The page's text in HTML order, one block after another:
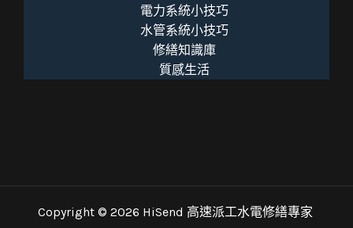
電力系統小技巧
水管系統小技巧
修繕知識庫
質感生活
Copyright © 2026 HiSend 高速派工水電修繕專家